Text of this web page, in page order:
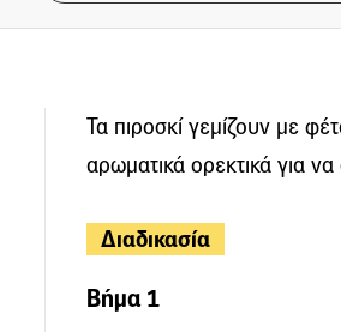
Τα πιροσκί γεμίζουν με
αρωματικά ορεκτικά για
Διαδικασία
Βήμα 1